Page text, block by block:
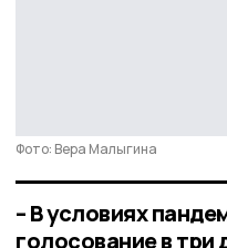
Фото: Вера Малыгина
– В условиях
голосование в три